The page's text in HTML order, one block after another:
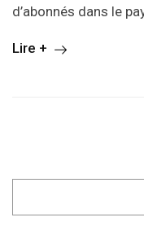
d’abonnés dans le
Lire +